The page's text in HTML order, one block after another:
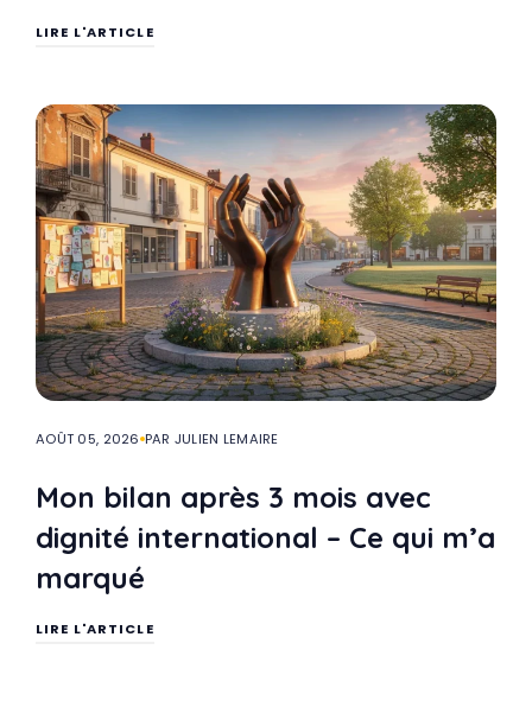
LIRE L'ARTICLE
AOÛT 05, 2026 PAR JULIEN LEMAIRE
Mon bilan après 3 mois avec
dignité international – Ce qui m’a
marqué
LIRE L'ARTICLE